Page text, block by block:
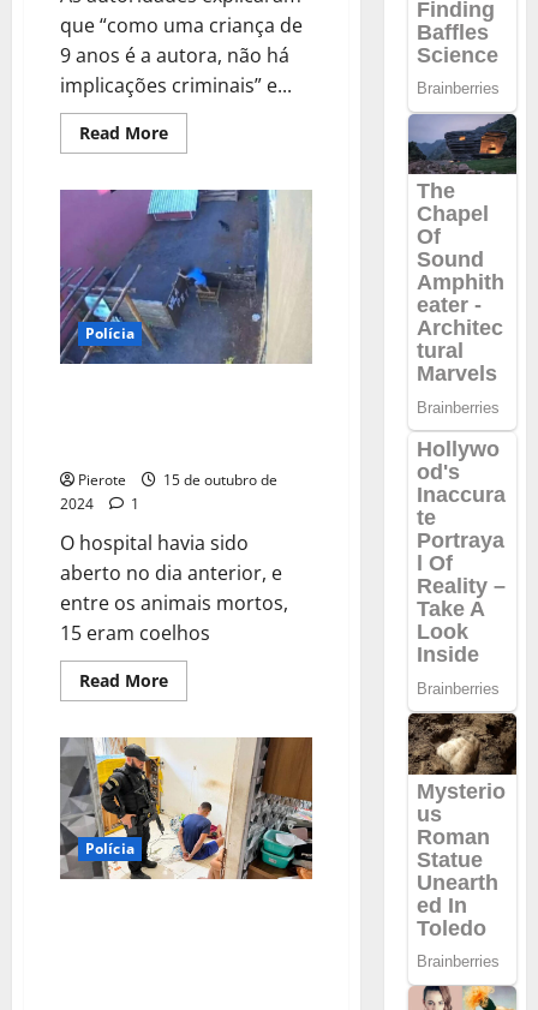
que “como uma criança de
9 anos é a autora, não há
implicações criminais” e...
Read MoreRead
more
Criança
não
será
punida
pela
mortes
dos
23
animais,
diz
Polícia
Polícia
Pierote
15 de outubro de
2024
1
O hospital havia sido
aberto no dia anterior, e
entre os animais mortos,
15 eram coelhos
Read MoreRead
more
de
nove
anos
invade
hospital
veterinário
e
mata
Polícia